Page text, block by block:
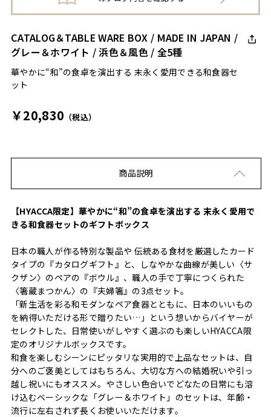
CATALOG＆TABLE WARE BOX / MADE IN JAPAN /
グレー＆ホワイト / 浜色＆風色 / 全5種
華やかに“和”の食卓を演出する 末永く愛用できる和食器セ
ット
￥20,830 （税込）
商品説明
【HYACCA限定】華やかに“和”の食卓を演出する 末永く愛用で
きる和食器セットのギフトボックス
日本の職人が作る特別な製品や 伝統ある食材を厳選したカード
タイプの『カタログギフト』と、しなやかな曲線が美しい〈サ
クザン〉のペアの『ボウル』、職人の手で丁寧につくられた
〈箸蔵まつかん〉の『夫婦箸』の3点セット。
「新生活を彩る和モダンなペア食器とともに、日本のいいもの
を納得いただける形で贈りたい…」という想いからバイヤーが
セレクトした、日常使いがしやすく選ぶのも楽しいHYACCA限
定のオリジナルボックスです。
和食を楽しむシーンにピッタリな実用的で上品なセットは、自
分へのご褒美としてはもちろん、大切な方への結婚祝いや引っ
越し祝いにもオススメ。やさしい色合いでどなたの日常にも溶
け込むベーシックな「グレー＆ホワイト」のセットは、年齢・
流行に左右されず長くお使いいただけます。